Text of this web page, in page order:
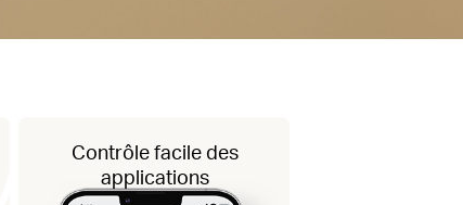
Contrôle facile des
applications